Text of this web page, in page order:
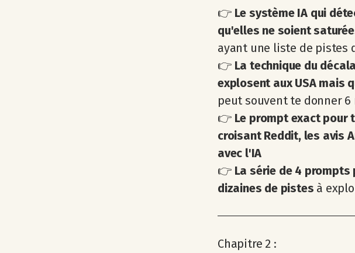
👉 Le système IA qui
qu'elles ne soient
ayant une liste de pistes
👉 La technique du
explosent aux USA mais
peut souvent te donner 6
👉 Le prompt exact pour
croisant Reddit, les avis
avec l'IA
👉 La série de 4
dizaines de pistes à
Chapitre 2 :